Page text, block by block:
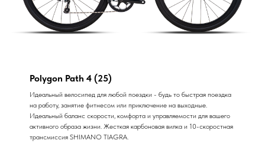
Polygon Path 4 (25)
Идеальный велосипед для любой поездки - будь то быстрая поездка
на работу, занятие фитнесом или приключение на выходные.
Идеальный баланс скорости, комфорта и управляемости для вашего
активного образа жизни. Жесткая карбоновая вилка и 10-скоростная
трансмиссия SHIMANO TIAGRA.